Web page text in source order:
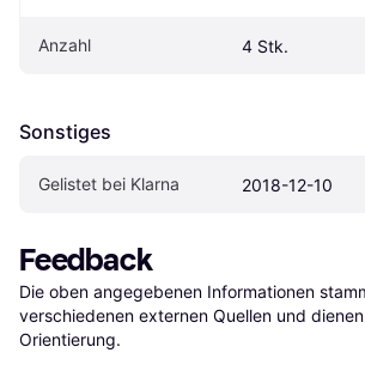
Anzahl 4 Stk.
Sonstiges
Gelistet bei Klarna 2018-12-10
Feedback
Die oben angegebenen Informationen
verschiedenen externen Quellen und
Orientierung.